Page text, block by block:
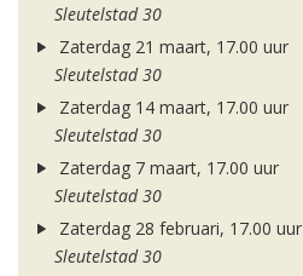
Sleutelstad 30
Zaterdag 21 maart, 17.00 uur
Sleutelstad 30
Zaterdag 14 maart, 17.00 uur
Sleutelstad 30
Zaterdag 7 maart, 17.00 uur
Sleutelstad 30
Zaterdag 28 februari, 17.00 uur
Sleutelstad 30